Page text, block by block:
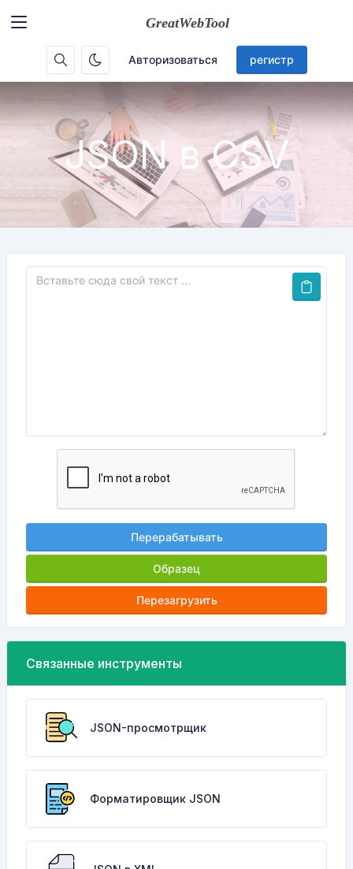
Авторизоваться регистр
JSON в CSV
Перерабатывать
Образец
Перезагрузить
Связанные инструменты
JSON-просмотрщик
Форматировщик JSON